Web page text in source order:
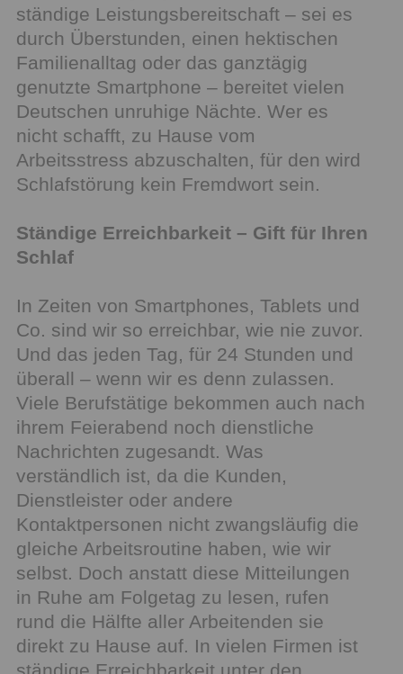
ständige Leistungsbereitschaft – sei es
durch Überstunden, einen hektischen
Familienalltag oder das ganztägig
genutzte Smartphone – bereitet vielen
Deutschen unruhige Nächte. Wer es
nicht schafft, zu Hause vom
Arbeitsstress abzuschalten, für den wird
Schlafstörung kein Fremdwort sein.
Ständige Erreichbarkeit – Gift für Ihren
Schlaf
In Zeiten von Smartphones, Tablets und
Co. sind wir so erreichbar, wie nie zuvor.
Und das jeden Tag, für 24 Stunden und
überall – wenn wir es denn zulassen.
Viele Berufstätige bekommen auch nach
ihrem Feierabend noch dienstliche
Nachrichten zugesandt. Was
verständlich ist, da die Kunden,
Dienstleister oder andere
Kontaktpersonen nicht zwangsläufig die
gleiche Arbeitsroutine haben, wie wir
selbst. Doch anstatt diese Mitteilungen
in Ruhe am Folgetag zu lesen, rufen
rund die Hälfte aller Arbeitenden sie
direkt zu Hause auf. In vielen Firmen ist